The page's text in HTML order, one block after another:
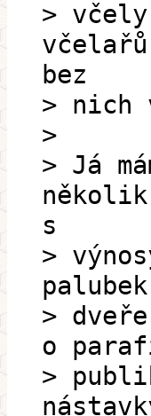
>
bez
> nich
>
> Já
s
>
>
o
>